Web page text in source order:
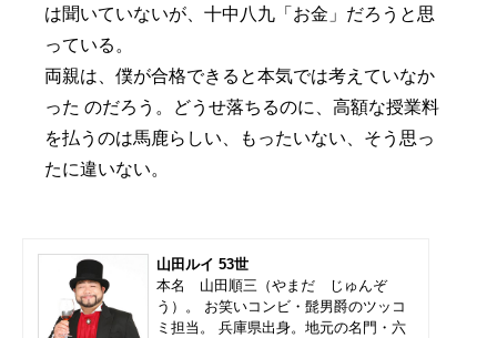
は聞いていないが、十中八九「お金」だろうと思
っている。
両親は、僕が合格できると本気では考えていなか
った のだろう。どうせ落ちるのに、高額な授業料
を払うのは馬鹿らしい、もったいない、そう思っ
たに違いない。
山田ルイ 53世
本名 山田順三（やまだ じゅんぞ
う）。 お笑いコンビ・髭男爵のツッコ
ミ担当。 兵庫県出身。地元の名門・六